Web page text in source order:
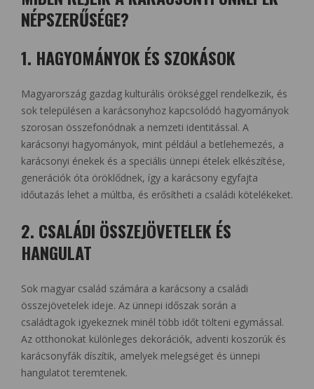
NÉPSZERŰSÉGE?
1. HAGYOMÁNYOK ÉS SZOKÁSOK
Magyarország gazdag kulturális örökséggel rendelkezik, és
sok településen a karácsonyhoz kapcsolódó hagyományok
szorosan összefonódnak a nemzeti identitással. A
karácsonyi hagyományok, mint például a betlehemezés, a
karácsonyi énekek és a speciális ünnepi ételek elkészítése,
generációk óta öröklődnek, így a karácsony egyfajta
időutazás lehet a múltba, és erősítheti a családi kötelékeket.
2. CSALÁDI ÖSSZEJÖVETELEK ÉS
HANGULAT
Sok magyar család számára a karácsony a családi
összejövetelek ideje. Az ünnepi időszak során a
családtagok igyekeznek minél több időt tölteni egymással.
Az otthonokat különleges dekorációk, adventi koszorúk és
karácsonyfák díszítik, amelyek melegséget és ünnepi
hangulatot teremtenek.